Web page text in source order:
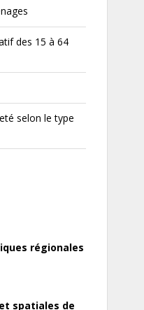
des 15 à 64
selon le type
régionales
spatiales de